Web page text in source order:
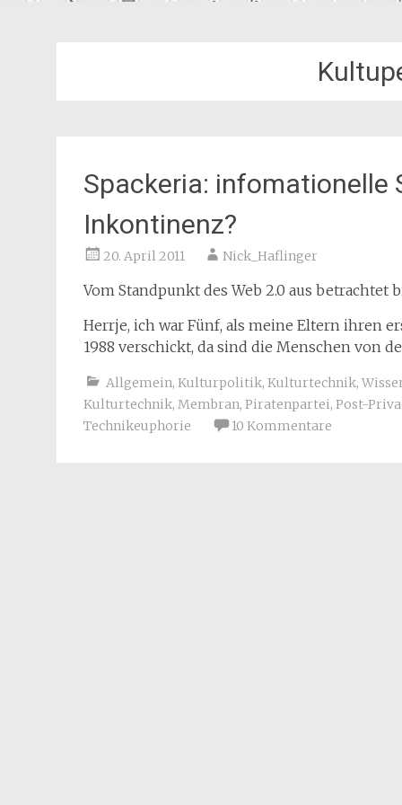
Spackeria: infomationelle
Inkontinenz?
20. April 2011 Nick_Haflinger
Vom Standpunkt des Web 2.0 aus betrachtet
Herrje, ich war Fünf, als meine Eltern ihren
1988 verschickt, da sind die Menschen von
Allgemein, Kulturpolitik, Kulturtechnik,
Kulturtechnik, Membran, Piratenpartei, Post-
Technikeuphorie
10 Kommentare